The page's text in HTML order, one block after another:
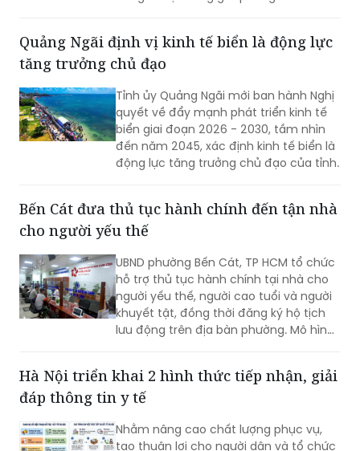
Quảng Ngãi định vị kinh tế biển là động lực
tăng trưởng chủ đạo
Tỉnh ủy Quảng Ngãi mới ban hành Nghị
quyết về đẩy mạnh phát triển kinh tế
biển giai đoạn 2026 - 2030, tầm nhìn
đến năm 2045, xác định kinh tế biển là
động lực tăng trưởng chủ đạo của tỉnh.
Bến Cát đưa thủ tục hành chính đến tận nhà
cho người yếu thế
UBND phường Bến Cát, TP HCM tổ chức
hỗ trợ thủ tục hành chính tại nhà cho
người yếu thế, người cao tuổi và người
khuyết tật, đồng thời đăng ký hộ tịch
lưu động trên địa bàn phường. Mô hình
Hà Nội triển khai 2 hình thức tiếp nhận, giải
đáp thông tin y tế
Nhằm nâng cao chất lượng phục vụ,
tạo thuận lợi cho người dân và tổ chức